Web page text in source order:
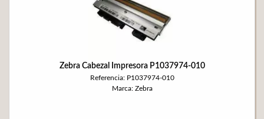
Zebra Cabezal Impresora P1037974-010
Referencia: P1037974-010
Marca: Zebra